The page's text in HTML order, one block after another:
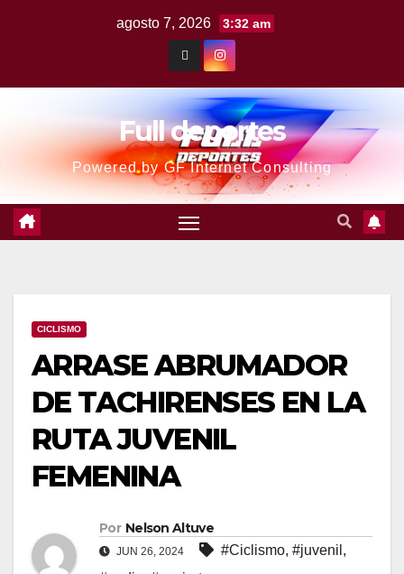
agosto 7, 2026 3:32 am
Full deportes
Powered by GF Internet Consulting
CICLISMO
ARRASE ABRUMADOR
DE TACHIRENSES EN LA
RUTA JUVENIL
FEMENINA
Por Nelson Altuve
JUN 26, 2024 #Ciclismo, #juvenil ,